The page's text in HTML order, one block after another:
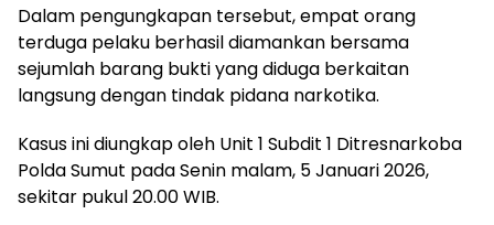
Dalam pengungkapan tersebut, empat orang
terduga pelaku berhasil diamankan bersama
sejumlah barang bukti yang diduga berkaitan
langsung dengan tindak pidana narkotika.
Kasus ini diungkap oleh Unit 1 Subdit 1 Ditresnarkoba
Polda Sumut pada Senin malam, 5 Januari 2026,
sekitar pukul 20.00 WIB.